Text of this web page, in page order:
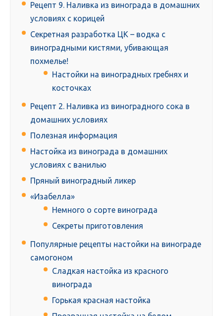
Рецепт 9. Наливка из винограда в домашних
условиях с корицей
Секретная разработка ЦК – водка с
виноградными кистями, убивающая
похмелье!
Настойки на виноградных гребнях и
косточках
Рецепт 2. Наливка из виноградного сока в
домашних условиях
Полезная информация
Настойка из винограда в домашних
условиях с ванилью
Пряный виноградный ликер
«Изабелла»
Немного о сорте винограда
Секреты приготовления
Популярные рецепты настойки на винограде
самогоном
Сладкая настойка из красного
винограда
Горькая красная настойка